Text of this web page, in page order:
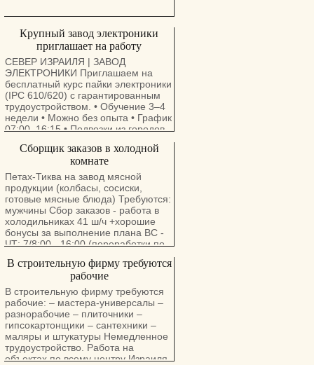
Крупный завод электроники
приглашает на работу
СЕВЕР ИЗРАИЛЯ | ЗАВОД
ЭЛЕКТРОНИКИ Приглашаем на
бесплатный курс пайки электроники
(IPC 610/620) с гарантированным
трудоустройством. • Обучение 3–4
недели • Можно без опыта • График
07:00–16:15 • Подвозки из городов
• Современное производство с
кондиционерами • Подходит как
«Авода Меудефет» Также
требуются специалисты по пайке с
опытом. Тел.: 054-732-1878
Сборщик заказов в холодной
комнате
Петах-Тиква на завод мясной
продукции (колбасы, сосиски,
готовые мясные блюда) Требуются:
мужчины Сбор заказов - работа в
холодильниках 41 ш/ч +хорошие
бонусы за выполнение плана ВС -
ЧТ: 7/8:00 - 16:00 (переработки по
Есть питание Документы любые
Важно читать заказы на иврите
В строительную фирму требуются
рабочие
В строительную фирму требуются
рабочие: – мастера-универсалы –
разнорабочие – плиточники –
гипсокартонщики – сантехники –
маляры и штукатуры Немедленное
трудоустройство. Работа на
объектах по всему центру Израиля.